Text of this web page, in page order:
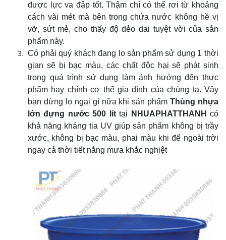
được lực va đập tốt. Thậm chí có thể rơi từ khoảng
cách vài mét mà bên trong chứa nước không hề vị
vỡ, sứt mẻ, cho thấy độ dẻo dai tuyệt vời của sản
phẩm này.
Có phải quý khách đang lo sản phẩm sử dụng 1 thời
gian sẽ bị bạc màu, các chất độc hại sẽ phát sinh
trong quá trình sử dụng làm ảnh hưởng đến thực
phẩm hay chính cơ thể gia đình của chúng ta. Vậy
bạn đừng lo ngại gì nữa khi sản phẩmThùng nhựa
lớn đựng nước 500 líttại NHUAPHATTHANH có
khả năng kháng tia UV giúp sản phẩm không bị trầy
xước, không bị bạc màu, phai màu khi để ngoài trời
ngay cả thời tiết nắng mưa khắc nghiệt